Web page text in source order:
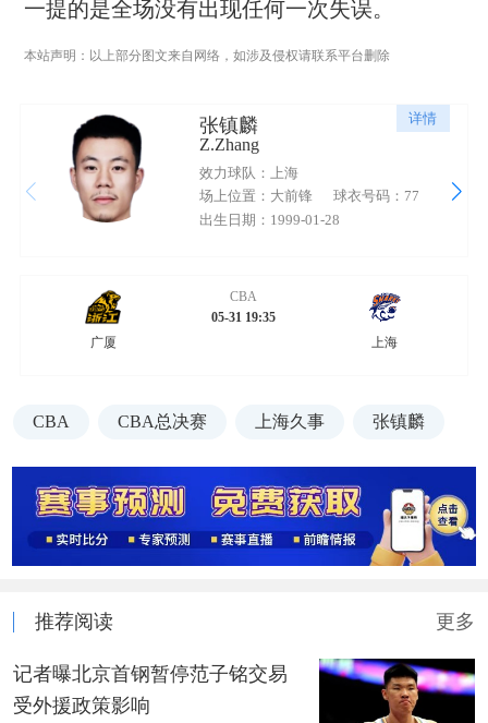
一提的是全场没有出现任何一次失误。
本站声明：以上部分图文来自网络，如涉及侵权请联系平台删除
详情
张镇麟
Z.Zhang
效力球队：上海
场上位置：大前锋
球衣号码：77
出生日期：1999-01-28
广厦
CBA
05-31 19:35
上海
CBA CBA总决赛 上海久事 张镇麟
推荐阅读 更多
记者曝北京首钢暂停范子铭交易
受外援政策影响